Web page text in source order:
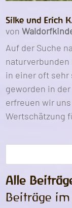
Silke und Erich
von
Auf der Suche
in einer oft sehr
geworden in
erfreuen wir
Wertschätzung
Alle
Beiträge